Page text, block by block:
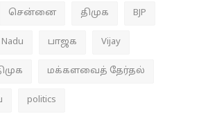
சென்னை திமுக BJP
பாஜக Vijay
மக்களவைத் தேர்தல்
politics